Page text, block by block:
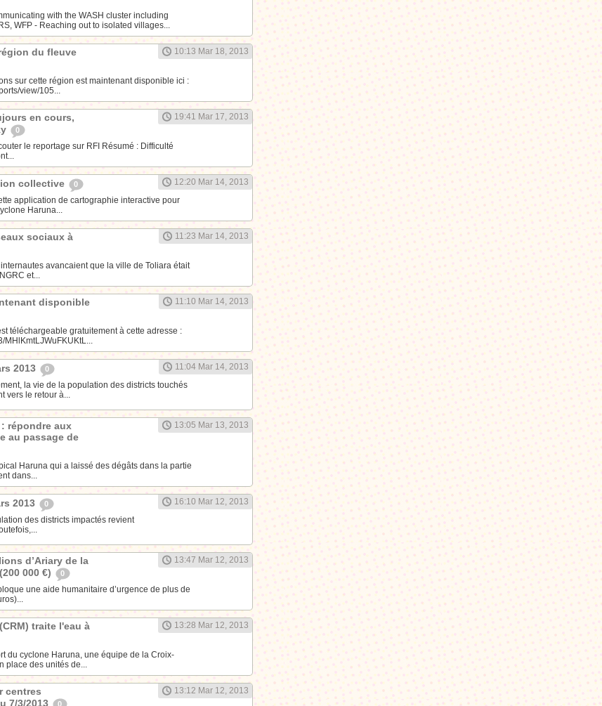
with the WASH cluster including
WFP - Reaching out to isolated villages...
du fleuve
10:13 Mar 18, 2013
sur cette région est maintenant disponible ici :
view/105...
en cours,
0
19:41 Mar 17, 2013
le reportage sur RFI Résumé : Difficulté
collective 0
12:20 Mar 14, 2013
application de cartographie interactive pour
Haruna...
sociaux à
11:23 Mar 14, 2013
avancaient que la ville de Toliara était
et...
disponible 11:10 Mar 14, 2013
téléchargeable gratuitement à cette adresse :
2013 0
11:04 Mar 14, 2013
la vie de la population des districts touchés
le retour à...
: répondre aux
au passage de
13:05 Mar 13, 2013
Haruna qui a laissé des dégâts dans la partie
dans...
2013 0
16:10 Mar 12, 2013
des districts impactés revient
d’Ariary de la
000 €)
0
13:47 Mar 12, 2013
une aide humanitaire d’urgence de plus de
traite l'eau à
13:28 Mar 12, 2013
du cyclone Haruna, une équipe de la Croix-
place des unités de...
centres
7/3/2013
0
13:12 Mar 12, 2013